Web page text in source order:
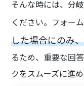
そんな時には、分
ください。フォー
した場合にのみ
るため、重要な回
クをスムーズに進